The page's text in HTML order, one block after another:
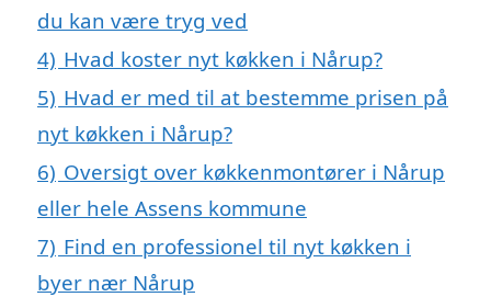
du kan være tryg ved
4) Hvad koster nyt køkken i Nårup?
5) Hvad er med til at bestemme prisen på
nyt køkken i Nårup?
6) Oversigt over køkkenmontører i Nårup
eller hele Assens kommune
7) Find en professionel til nyt køkken i
byer nær Nårup